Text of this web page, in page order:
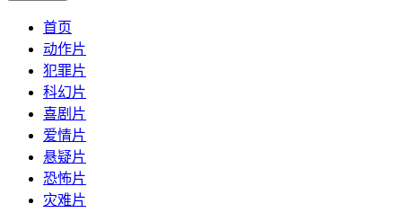
首页
动作片
犯罪片
科幻片
喜剧片
爱情片
悬疑片
恐怖片
灾难片